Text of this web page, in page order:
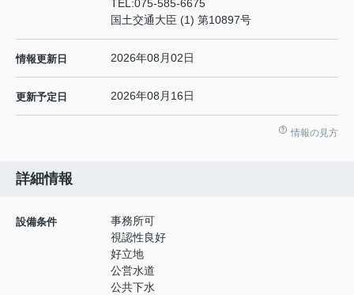
TEL:075-585-6675
国土交通大臣 (1) 第10897号
情報更新日 2026年08月02日
更新予定日 2026年08月16日
情報の見方
詳細情報
設備条件
事務所可
視認性良好
好立地
公営水道
公共下水